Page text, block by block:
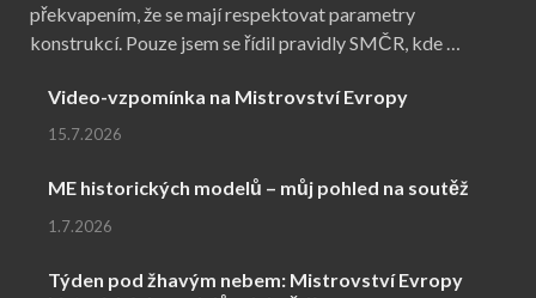
překvapením, že se mají respektovat parametry
konstrukcí. Pouze jsem se řídil pravidly SMČR, kde …
Video-vzpomínka na Mistrovství Evropy
15.7.2026
ME historických modelů – můj pohled na soutěž
1.7.2026
Týden pod žhavým nebem: Mistrovství Evropy